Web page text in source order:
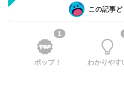
この記事ど
1
ポップ！ わかりやす